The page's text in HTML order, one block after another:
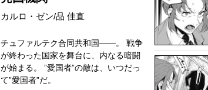
カルロ・ゼン/品 佳直
チュファルテク合同共和国――。 戦争
が終わった国家を舞台に、内なる暗闘
が始まる。 ”愛国者”の敵は、いつだっ
て”愛国者”だ。